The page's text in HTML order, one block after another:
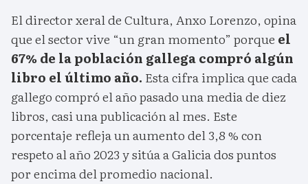
El director xeral de Cultura, Anxo Lorenzo, opina
que el sector vive “un gran momento” porque el
67% de la población gallega compró algún
libro el último año. Esta cifra implica que cada
gallego compró el año pasado una media de diez
libros, casi una publicación al mes. Este
porcentaje refleja un aumento del 3,8 % con
respeto al año 2023 y sitúa a Galicia dos puntos
por encima del promedio nacional.